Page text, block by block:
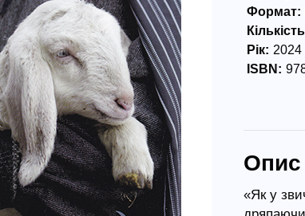
Нерелігійні видання
Церковні традиції
Служіння Церкви
Публіцистика
Богослів`я
Шлюб і сім`я
Здоров`я / Харчування
Формат:
Рік: 2024
ISBN:
Опис
«Як у